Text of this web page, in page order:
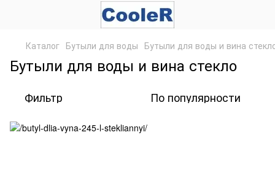
Каталог Бутыли для воды Бутыли для воды и вина
Бутыли для воды и вина стекло
Фильтр По популярности